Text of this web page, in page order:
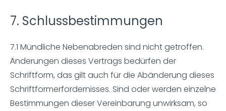
7. Schlussbestimmungen
7.1 Mündliche Nebenabreden sind nicht getroffen.
Änderungen dieses Vertrags bedürfen der
Schriftform, das gilt auch für die Abänderung dieses
Schriftformerfordernisses. Sind oder werden einzelne
Bestimmungen dieser Vereinbarung unwirksam, so